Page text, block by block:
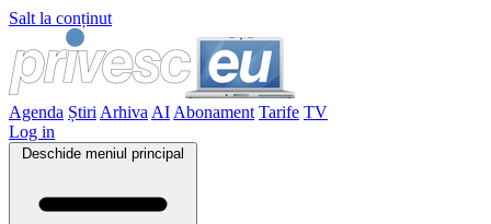
Salt la conținut
Agenda Știri Arhiva AI Abonament Tarife TV
Log in
Deschide meniul principal